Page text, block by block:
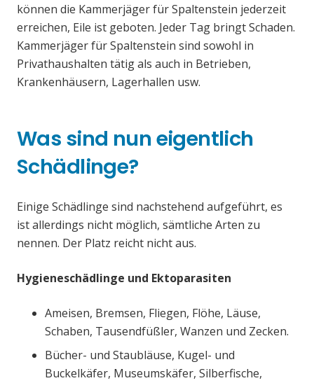
können die Kammerjäger für Spaltenstein jederzeit
erreichen, Eile ist geboten. Jeder Tag bringt Schaden.
Kammerjäger für Spaltenstein sind sowohl in
Privathaushalten tätig als auch in Betrieben,
Krankenhäusern, Lagerhallen usw.
Was sind nun eigentlich
Schädlinge?
Einige Schädlinge sind nachstehend aufgeführt, es
ist allerdings nicht möglich, sämtliche Arten zu
nennen. Der Platz reicht nicht aus.
Hygieneschädlinge und Ektoparasiten
Ameisen, Bremsen, Fliegen, Flöhe, Läuse,
Schaben, Tausendfüßler, Wanzen und Zecken.
Bücher- und Staubläuse, Kugel- und
Buckelkäfer, Museumskäfer, Silberfische,